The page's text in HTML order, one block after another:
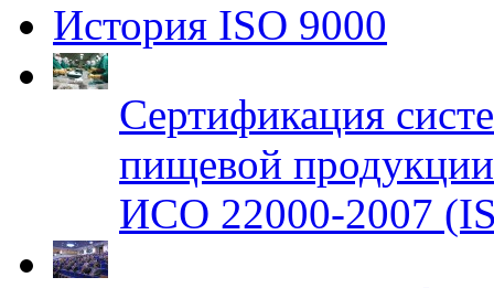
История ISO 9000
Сертификация
пищевой
ИСО 22000-2007